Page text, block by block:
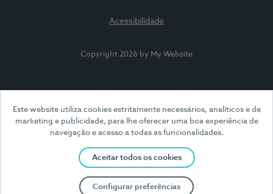
Este website utiliza cookies estritamente necessários, analíticos e de
marketing e publicidade, para lhe oferecer uma boa experiência de
navegação e acesso a todas as funcionalidades.
Aceitar todos os cookies
Configurar preferências
Acessibilidade
Copyright 2026 by My Website